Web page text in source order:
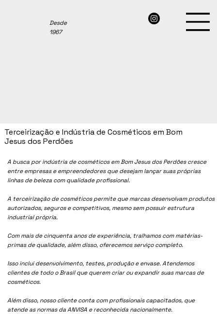
Desde
1967
A busca por indústria de cosméticos emBom Jesus dos Perdõescresce
entre empresas e empreendedores que desejam lançar suas próprias
linhas de beleza com qualidade profissional.
A terceirização de cosméticos permite que marcas desenvolvam produtos
autorizados, seguros e competitivos, mesmo sem possuir estrutura
industrial própria.
Com mais de cinquenta anos de experiência, tralhamos com matérias-
primas de qualidade, além disso, oferecemos serviço completo.
Isso inclui desenvolvimento, testes, produção e envase. Atendemos
clientes de todo o Brasil que querem criar ou expandir suas marcas de
cosméticos.
Além disso, nosso cliente conta com profissionais capacitados, que
atende as normas da ANVISA e reconhecida nacionalmente.
Terceirização e Indústria de Cosméticos em Bom
Jesus dos Perdões